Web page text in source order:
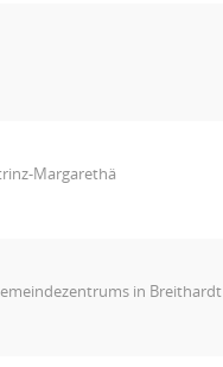
Margarethä
in Breithardt